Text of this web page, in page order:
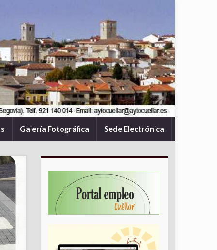
Galería Fotográfica Sede Electrónica